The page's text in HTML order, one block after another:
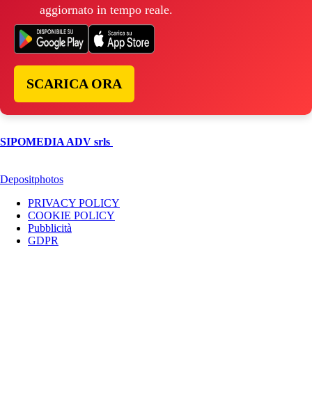
aggiornato in tempo reale.
SCARICA ORA
SIPOMEDIA ADV srls
Depositphotos
PRIVACY POLICY
COOKIE POLICY
Pubblicità
GDPR